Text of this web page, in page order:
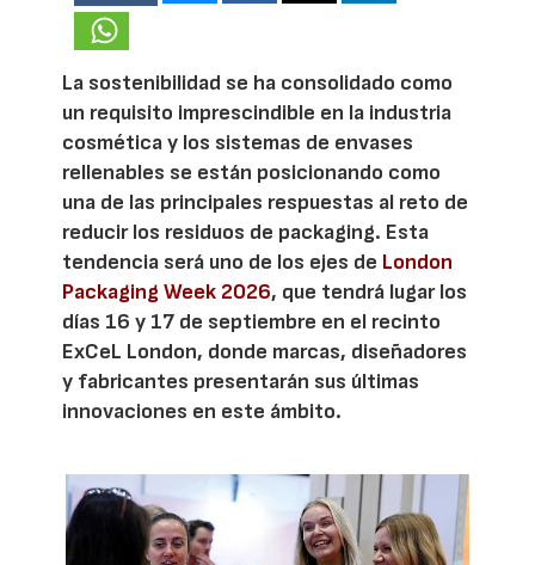
La sostenibilidad se ha consolidado como
un requisito imprescindible en la industria
cosmética y los sistemas de envases
rellenables se están posicionando como
una de las principales respuestas al reto de
reducir los residuos de packaging. Esta
tendencia será uno de los ejes de London
Packaging Week 2026, que tendrá lugar los
días 16 y 17 de septiembre en el recinto
ExCeL London, donde marcas, diseñadores
y fabricantes presentarán sus últimas
innovaciones en este ámbito.